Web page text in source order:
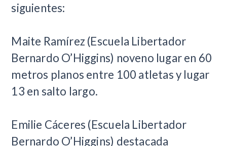
siguientes:
Maite Ramírez (Escuela Libertador
Bernardo O’Higgins) noveno lugar en 60
metros planos entre 100 atletas y lugar
13 en salto largo.
Emilie Cáceres (Escuela Libertador
Bernardo O’Higgins) destacada